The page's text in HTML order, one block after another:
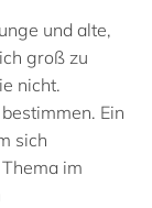
und alte,
groß zu
nicht.
Ein
sich
im